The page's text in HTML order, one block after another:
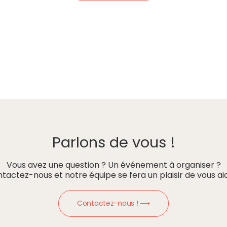
Parlons de vous !
Vous avez une question ? Un événement à organiser ?
nous et notre équipe se fera un plaisir de vous
Contactez-nous ! ⟶